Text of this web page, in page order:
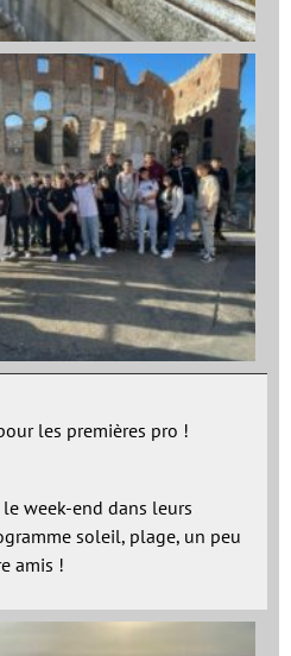
les premières pro !
week-end dans leurs
soleil, plage, un peu
amis !